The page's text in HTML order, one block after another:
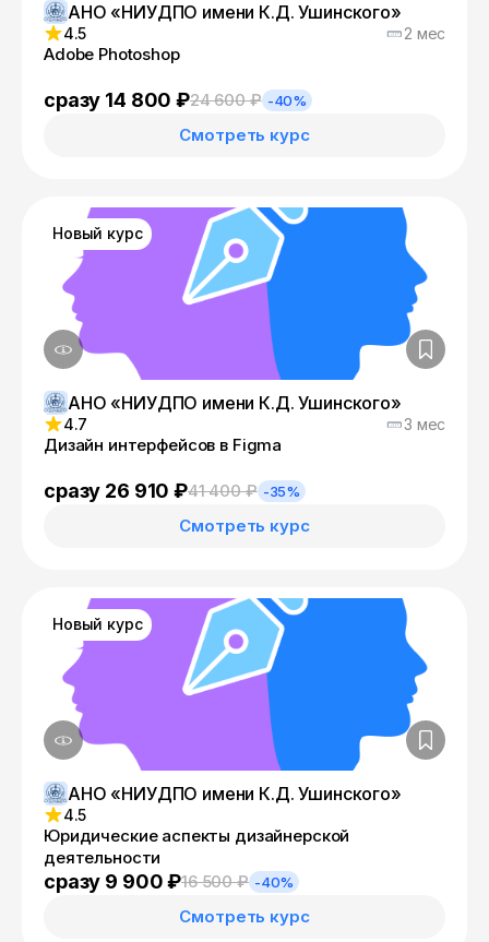
АНО «НИУДПО имени К.Д. Ушинского»
4.5 2 мес
Adobe Photoshop
сразу 14 800 ₽24 600 ₽ -40%
Смотреть курс
Новый курс
АНО «НИУДПО имени К.Д. Ушинского»
4.7 3 мес
Дизайн интерфейсов в Figma
сразу 26 910 ₽41 400 ₽ -35%
Смотреть курс
Новый курс
АНО «НИУДПО имени К.Д. Ушинского»
4.5
Юридические аспекты дизайнерской
деятельности
сразу 9 900 ₽16 500 ₽ -40%
Смотреть курс